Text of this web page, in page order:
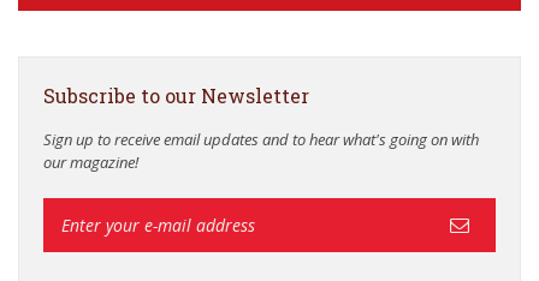
Subscribe to our Newsletter
Sign up to receive email updates and to hear what's going on with
our magazine!